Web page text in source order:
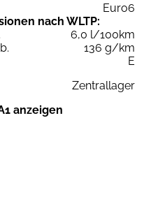
Euro6
nach WLTP:
6,0 l/100km
136 g/km
E
Zentrallager
anzeigen